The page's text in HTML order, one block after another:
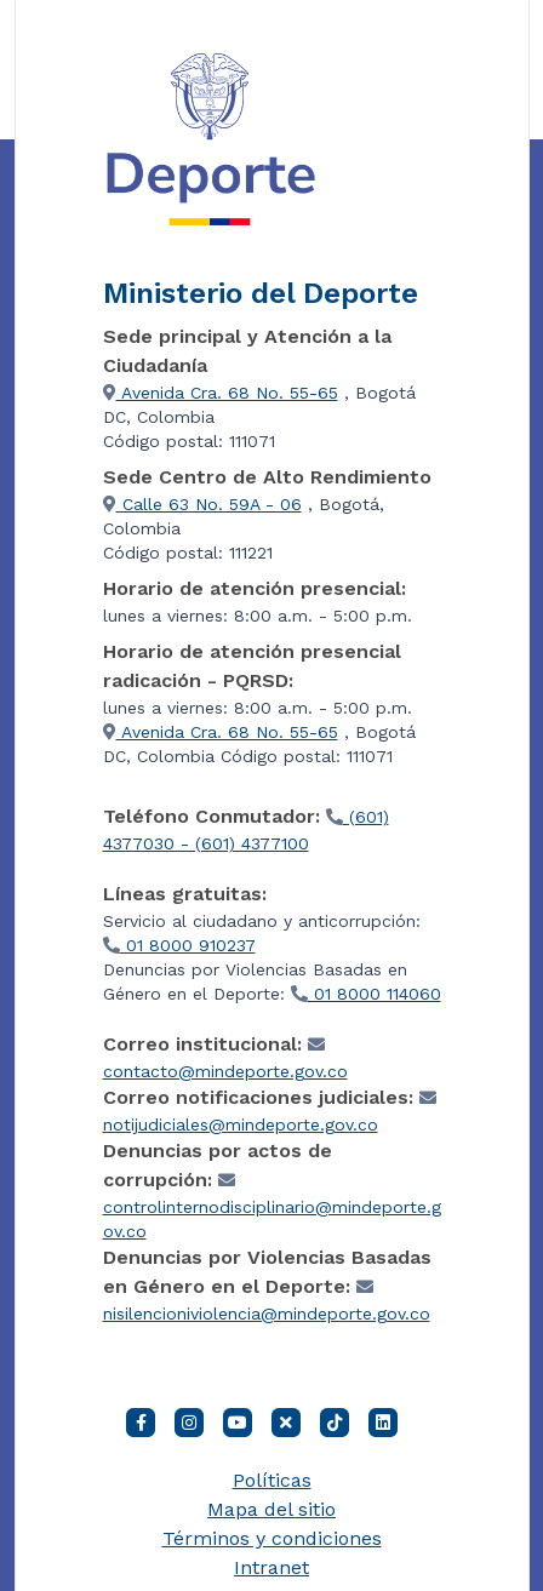
Ministerio del Deporte
Sede principal y Atención a la
Ciudadanía
Avenida Cra. 68 No. 55-65 , Bogotá
DC, Colombia
Código postal: 111071
Sede Centro de Alto Rendimiento
Calle 63 No. 59A - 06 , Bogotá,
Colombia
Código postal: 111221
Horario de atención presencial:
lunes a viernes: 8:00 a.m. - 5:00 p.m.
Horario de atención presencial
radicación - PQRSD:
lunes a viernes: 8:00 a.m. - 5:00 p.m.
Avenida Cra. 68 No. 55-65 , Bogotá
DC, Colombia Código postal: 111071
Teléfono Conmutador:
(601)
4377030 - (601) 4377100
Líneas gratuitas:
Servicio al ciudadano y anticorrupción:
01 8000 910237
Denuncias por Violencias Basadas en
Género en el Deporte:
01 8000 114060
Correo institucional:
contacto@mindeporte.gov.co
Correo notificaciones judiciales:
notijudiciales@mindeporte.gov.co
Denuncias por actos de
corrupción:
controlinternodisciplinario@mindeporte.g
ov.co
Denuncias por Violencias Basadas
en Género en el Deporte:
nisilencioniviolencia@mindeporte.gov.co
Políticas
Mapa del sitio
Términos y condiciones
Intranet